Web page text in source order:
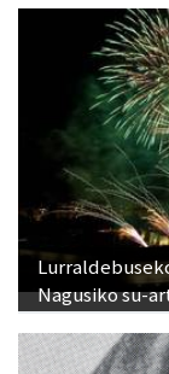
Nagusiko su-